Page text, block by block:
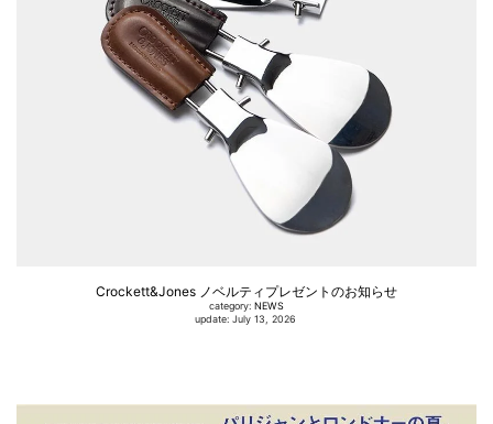
Crockett&Jones ノベルティプレゼントのお知らせ
category: NEWS
update: July 13, 2026